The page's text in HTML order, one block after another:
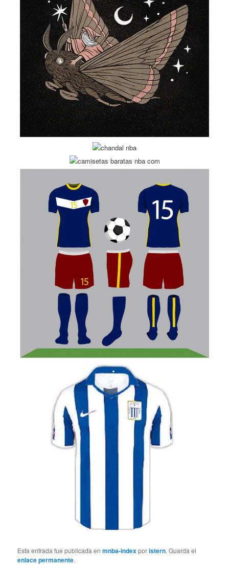
Esta entrada fue publicada enmnba-indexporistern. Guarda el
enlace permanente.